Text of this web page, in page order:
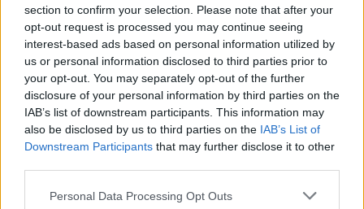
section to confirm your selection. Please note that after your
opt-out request is processed you may continue seeing
interest-based ads based on personal information utilized by
us or personal information disclosed to third parties prior to
your opt-out. You may separately opt-out of the further
disclosure of your personal information by third parties on the
IAB’s list of downstream participants. This information may
also be disclosed by us to third parties on the IAB’s List of
Downstream Participants that may further disclose it to other
Personal Data Processing Opt Outs